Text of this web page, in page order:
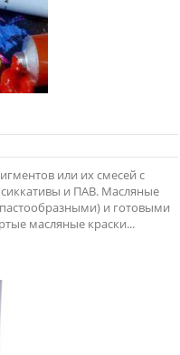
или их смесей с
и ПАВ. Масляные
и готовыми
масляные краски...